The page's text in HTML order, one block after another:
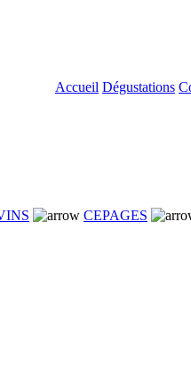
Accueil Dégustations
CEPAGES